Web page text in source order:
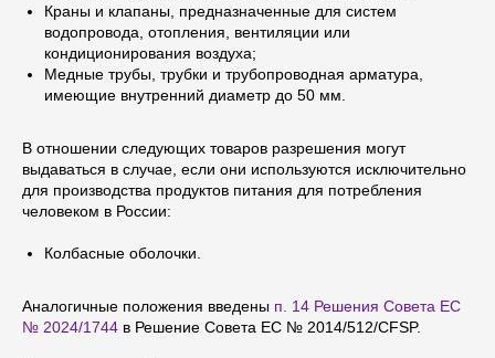
Краны и клапаны, предназначенные для систем
водопровода, отопления, вентиляции или
кондиционирования воздуха;
Медные трубы, трубки и трубопроводная арматура,
имеющие внутренний диаметр до 50 мм.
В отношении следующих товаров разрешения могут
выдаваться в случае, если они используются исключительно
для производства продуктов питания для потребления
человеком в России:
Колбасные оболочки.
Аналогичные положения введены п. 14 Решения Совета ЕС
№ 2024/1744 в Решение Совета ЕС № 2014/512/CFSP.